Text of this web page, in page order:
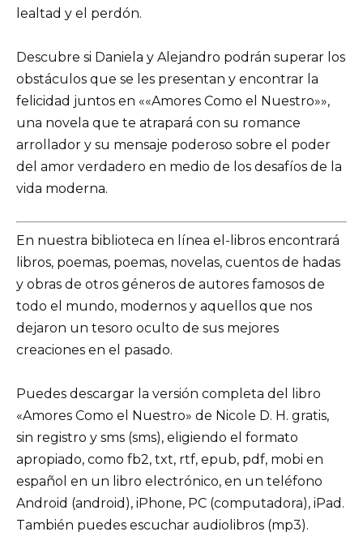
lealtad y el perdón.
Descubre si Daniela y Alejandro podrán superar los
obstáculos que se les presentan y encontrar la
felicidad juntos en ««Amores Como el Nuestro»»,
una novela que te atrapará con su romance
arrollador y su mensaje poderoso sobre el poder
del amor verdadero en medio de los desafíos de la
vida moderna.
En nuestra biblioteca en línea el-libros encontrará
libros, poemas, poemas, novelas, cuentos de hadas
y obras de otros géneros de autores famosos de
todo el mundo, modernos y aquellos que nos
dejaron un tesoro oculto de sus mejores
creaciones en el pasado.
Puedes descargar la versión completa del libro
«Amores Como el Nuestro» de Nicole D. H. gratis,
sin registro y sms (sms), eligiendo el formato
apropiado, como fb2, txt, rtf, epub, pdf, mobi en
español en un libro electrónico, en un teléfono
Android (android), iPhone, PC (computadora), iPad.
También puedes escuchar audiolibros (mp3).